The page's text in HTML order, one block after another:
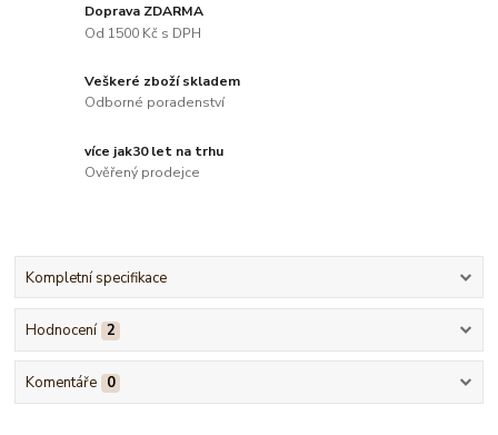
Doprava ZDARMA
Od 1500 Kč s DPH
Veškeré zboží skladem
Odborné poradenství
více jak30 let na trhu
Ověřený prodejce
Kompletní specifikace
Hodnocení 2
Komentáře 0